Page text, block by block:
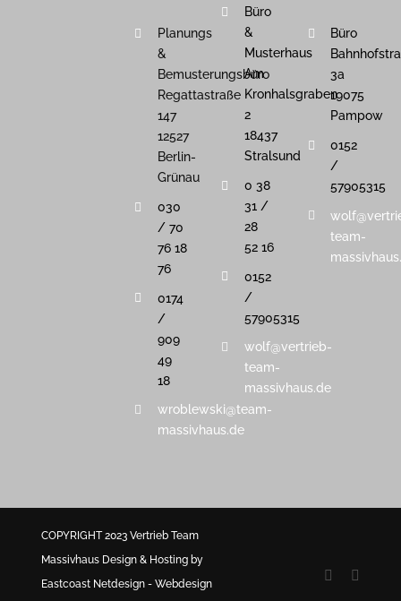
Planungs
&
Bemusterungsbüro
Regattastraße
147
12527
Berlin-
Grünau
030
/ 70
76 18
76
0174
/
909
49
18
wroblewski@team-
massivhaus.de
Büro
&
Musterhaus
Am
Kronhalsgraben
2
18437
Stralsund
0 38
31 /
28
52 16
0152
/
57905315
wolf@vertrieb-
team-
massivhaus.de
Büro
3a
19075
Pampow
0152
/
57905315
team-
COPYRIGHT 2023 Vertrieb Team
Massivhaus Design & Hosting by
Eastcoast Netdesign - Webdesign
Facebook